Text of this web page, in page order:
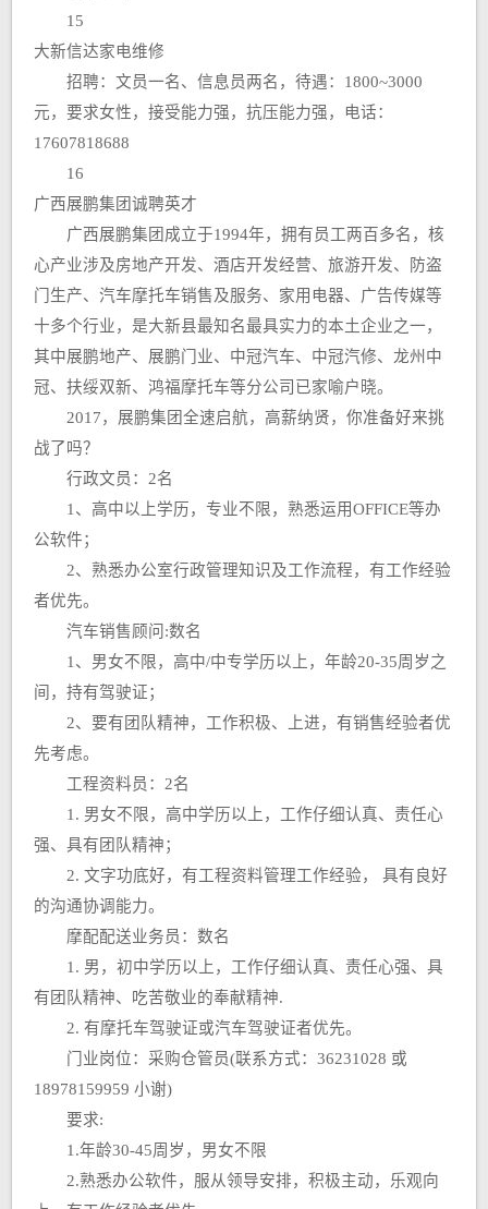
15
大新信达家电维修
招聘：文员一名、信息员两名，待遇：1800~3000
元，要求女性，接受能力强，抗压能力强，电话：
17607818688
16
广西展鹏集团诚聘英才
广西展鹏集团成立于1994年，拥有员工两百多名，核
心产业涉及房地产开发、酒店开发经营、旅游开发、防盗
门生产、汽车摩托车销售及服务、家用电器、广告传媒等
十多个行业，是大新县最知名最具实力的本土企业之一，
其中展鹏地产、展鹏门业、中冠汽车、中冠汽修、龙州中
冠、扶绥双新、鸿福摩托车等分公司已家喻户晓。
2017，展鹏集团全速启航，高薪纳贤，你准备好来挑
战了吗？
行政文员：2名
1、高中以上学历，专业不限，熟悉运用OFFICE等办
公软件；
2、熟悉办公室行政管理知识及工作流程，有工作经验
者优先。
汽车销售顾问:数名
1、男女不限，高中/中专学历以上，年龄20-35周岁之
间，持有驾驶证；
2、要有团队精神，工作积极、上进，有销售经验者优
先考虑。
工程资料员：2名
1. 男女不限，高中学历以上，工作仔细认真、责任心
强、具有团队精神；
2. 文字功底好，有工程资料管理工作经验， 具有良好
的沟通协调能力。
摩配配送业务员：数名
1. 男，初中学历以上，工作仔细认真、责任心强、具
有团队精神、吃苦敬业的奉献精神.
2. 有摩托车驾驶证或汽车驾驶证者优先。
门业岗位：采购仓管员(联系方式：36231028 或
18978159959 小谢)
要求:
1.年龄30-45周岁，男女不限
2.熟悉办公软件，服从领导安排，积极主动，乐观向